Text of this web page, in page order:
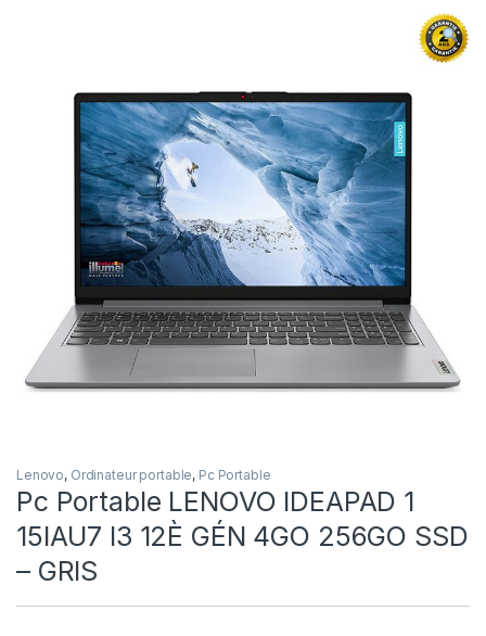
Lenovo, Ordinateur portable, Pc Portable
Pc Portable LENOVO IDEAPAD 1
15IAU7 I3 12È GÉN 4GO 256GO SSD
– GRIS